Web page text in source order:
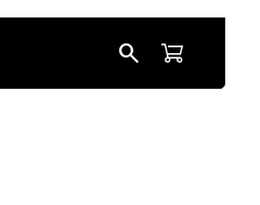
search